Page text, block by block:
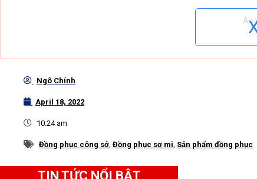
Áo
được sự mềm mại, không lo nhăn xù hay dễ phai màu.
Ngoài ra, sự đơn giản, tinh tế trong thiết kế của áo
Các loại vải phù hợp để lựa chọn may sơ
Ngô Chính
April 18, 2022
10:24 am
Đồng phục công sở Đồng phục sơ mi Sản phẩm đồng phục
TIN TỨC NỔI BẬT